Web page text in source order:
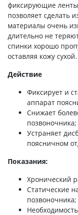
фиксирующие
позволяет сделать
материалы очень
длительно не
спинки хорошо
оставляя кожу сухой.
Действие
Фиксирует и
аппарат
Снижает
позвоночника;
Устраняет
поясничном
Показания:
Хронический
Статические
позвоночника;